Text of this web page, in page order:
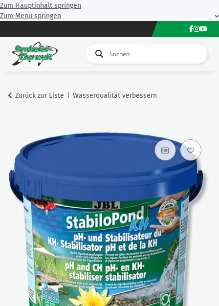
Zum Hauptinhalt springen
Zum Menü springen
Zurück zur Liste Wasserqualität verbessern